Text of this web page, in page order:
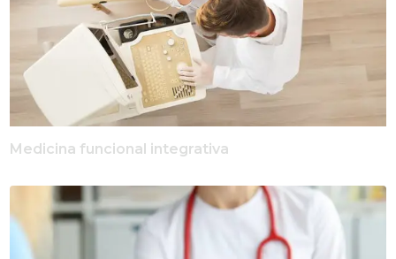
Medicina funcional integrativa